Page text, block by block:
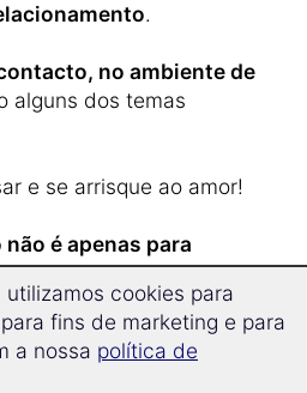
.
no ambiente de
alguns dos temas
e se arrisque ao amor!
é apenas para
cookies para
fins de marketing e para
a nossa política de